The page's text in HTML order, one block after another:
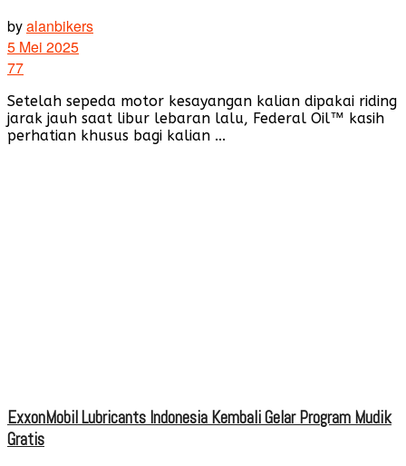
byalanbikers
5 Mei 2025
77
Setelah sepeda motor kesayangan kalian dipakai riding
jarak jauh saat libur lebaran lalu, Federal Oil™ kasih
perhatian khusus bagi kalian ...
ExxonMobil Lubricants Indonesia Kembali Gelar Program Mudik
Gratis